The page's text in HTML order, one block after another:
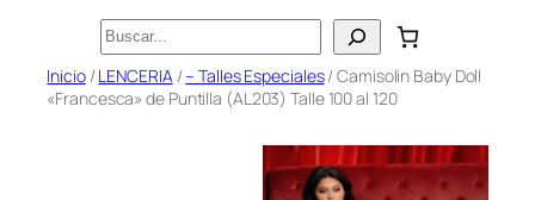
contenido
Buscar
Inicio/LENCERIA/– Talles Especiales/ Camisolin Baby Doll
«Francesca» de Puntilla (AL203) Talle 100 al 120